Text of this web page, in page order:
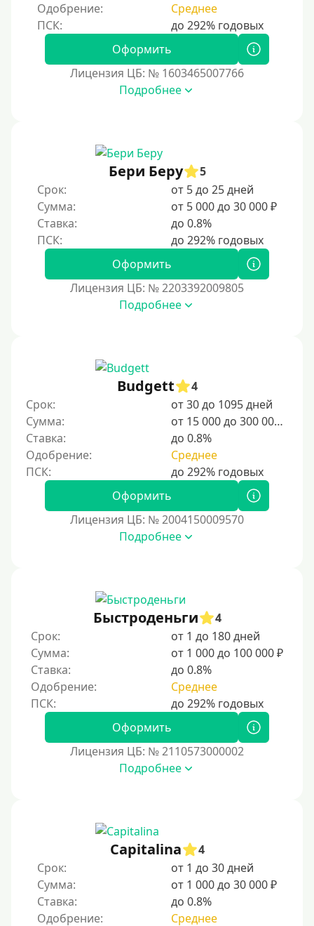
Срочные
Моментальные онлайн
Экспресс
В день обращения
С 19 лет
С 20 лет
С 21 года
Несовершеннолетним
Студентам
Для мужчин
Женский займ
Мамам в декрете
Без регистрации
С временной регистрацией
Пенсионерам до 70 лет
Пенсионерам до 75 лет
Пенсионерам до 80 лет
Пенсионерам до 85 лет
Безработным
Даже бомжам
Без упоминания места трудоустройства
Для граждан других стран, проживающих в
Для иностранных граждан, проживающих в
Кыргызстане
Для граждан Таджикистана, находящихся за рубежом
Одобрение:
Среднее
Оформить
Лицензия ЦБ: № 1603465007766
Подробнее
Бери Беру
5
Срок:
от 5 до 25 дней
Сумма:
от 5 000 до 30 000 ₽
Ставка:
до 0.8%
Оформить
Лицензия ЦБ: № 2203392009805
Подробнее
Budgett
4
Срок:
от 30 до 1095 дней
Сумма:
от 15 000 до 300 000 ₽
Ставка:
до 0.8%
Одобрение:
Среднее
Оформить
Лицензия ЦБ: № 2004150009570
Подробнее
Быстроденьги
4
Срок:
от 1 до 180 дней
Сумма:
от 1 000 до 100 000 ₽
Ставка:
до 0.8%
Одобрение:
Среднее
Оформить
Лицензия ЦБ: № 2110573000002
Подробнее
Capitalina
4
Срок:
от 1 до 30 дней
Сумма:
от 1 000 до 30 000 ₽
Ставка:
до 0.8%
Одобрение:
Среднее